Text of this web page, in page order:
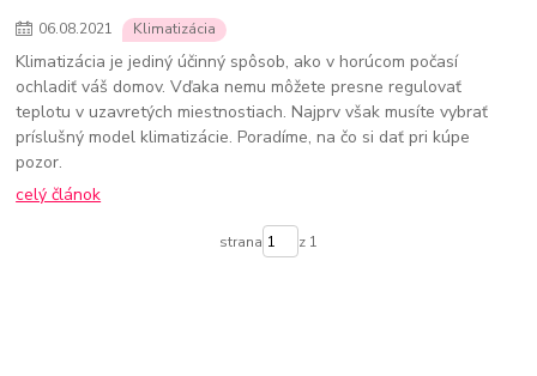
06.08.2021 Klimatizácia
Klimatizácia je jediný účinný spôsob, ako v horúcom počasí
ochladiť váš domov. Vďaka nemu môžete presne regulovať
teplotu v uzavretých miestnostiach. Najprv však musíte vybrať
príslušný model klimatizácie. Poradíme, na čo si dať pri kúpe
pozor.
celý článok
strana z 1